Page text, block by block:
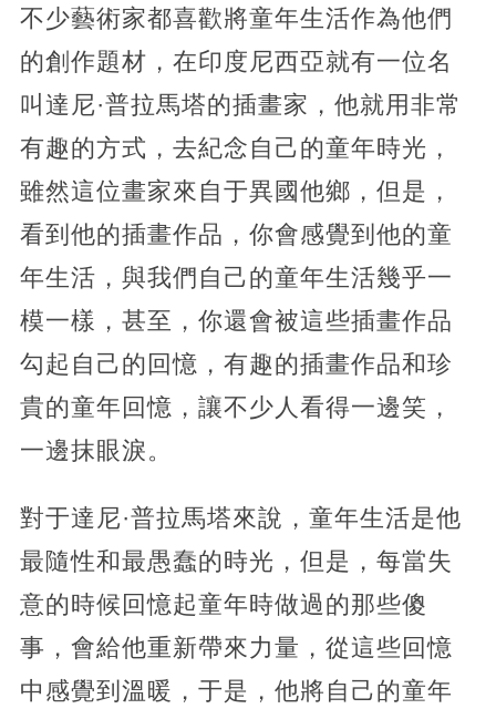
不少藝術家都喜歡將童年生活作為他們
的創作題材，在印度尼西亞就有一位名
叫達尼·普拉馬塔的插畫家，他就用非常
有趣的方式，去紀念自己的童年時光，
雖然這位畫家來自于異國他鄉，但是，
看到他的插畫作品，你會感覺到他的童
年生活，與我們自己的童年生活幾乎一
模一樣，甚至，你還會被這些插畫作品
勾起自己的回憶，有趣的插畫作品和珍
貴的童年回憶，讓不少人看得一邊笑，
一邊抹眼淚。
對于達尼·普拉馬塔來說，童年生活是他
最隨性和最愚蠢的時光，但是，每當失
意的時候回憶起童年時做過的那些傻
事，會給他重新帶來力量，從這些回憶
中感覺到溫暖，于是，他將自己的童年